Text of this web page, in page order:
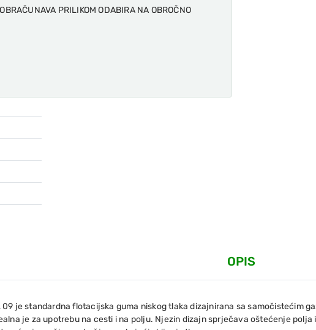
PRILIKOM ODABIRA NA OBROČNO
OPIS
09 je standardna flotacijska guma niskog tlaka dizajnirana sa samočistećim
je za upotrebu na cesti i na polju. Njezin dizajn sprječava oštećenje